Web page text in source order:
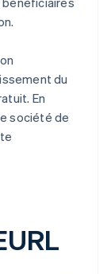
du
En
société de